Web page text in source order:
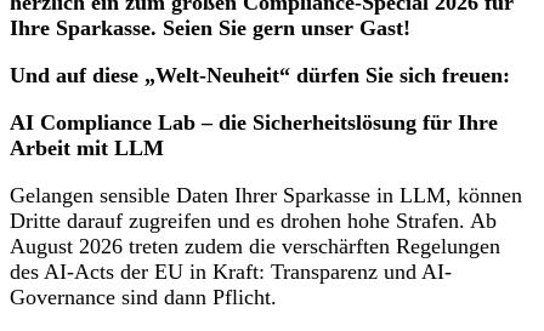
Ihre Sparkasse. Seien Sie gern unser Gast!
Und auf diese „Welt-Neuheit“ dürfen Sie sich freuen:
AI Compliance Lab – die Sicherheitslösung für Ihre
Arbeit mit LLM
Gelangen sensible Daten Ihrer Sparkasse in LLM, können
Dritte darauf zugreifen und es drohen hohe Strafen. Ab
August 2026 treten zudem die verschärften Regelungen
des AI-Acts der EU in Kraft: Transparenz und AI-
Governance sind dann Pflicht.